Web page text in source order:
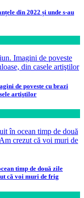
din 2022 și unde s-au
de poveste cu brazi
artiştilor
timp de două zile
că voi muri de frig